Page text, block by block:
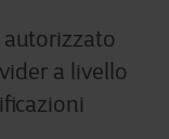
autorizzato
a livello